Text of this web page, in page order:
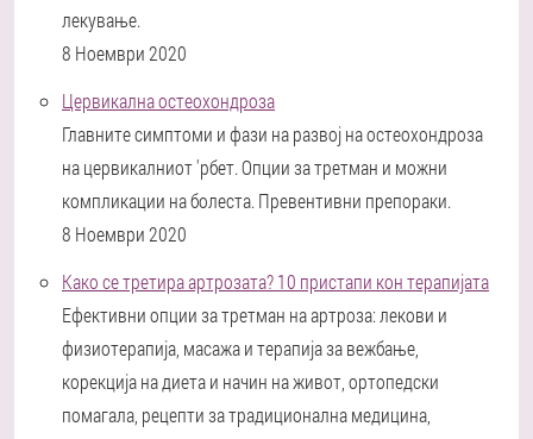
лекување.
8 Ноември 2020
Цервикална остеохондроза
Главните симптоми и фази на развој на остеохондроза
на цервикалниот 'рбет. Опции за третман и можни
компликации на болеста. Превентивни препораки.
8 Ноември 2020
Како се третира артрозата? 10 пристапи кон терапијата
Ефективни опции за третман на артроза: лекови и
физиотерапија, масажа и терапија за вежбање,
корекција на диета и начин на живот, ортопедски
помагала, рецепти за традиционална медицина,